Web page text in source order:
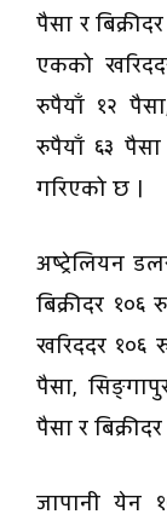
पैसा र
एकको
रुपैयाँ १२
रुपैयाँ ६३
गरिएको छ ।
अष्ट्रेलियन
बिक्रीदर
खरिददर १०६
पैसा,
पैसा र
जापानी येन